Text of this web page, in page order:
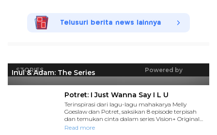
Telusuri berita news lainnya